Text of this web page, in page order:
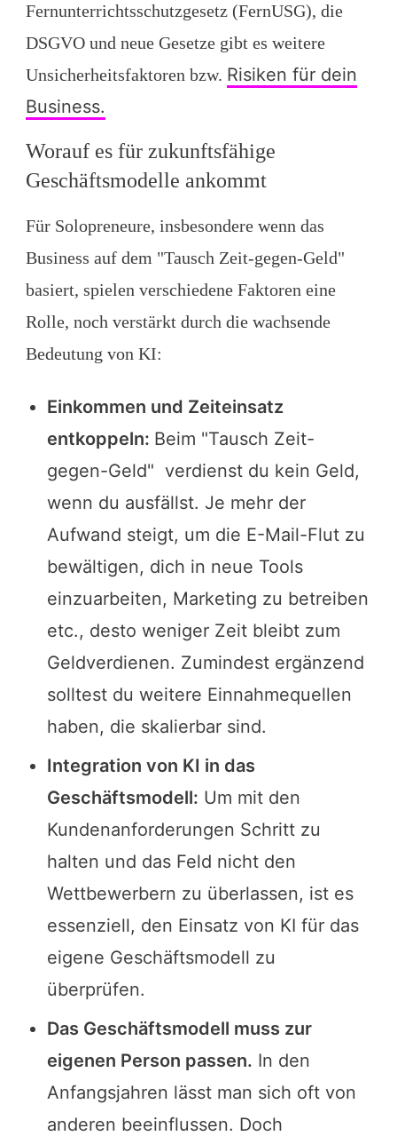
Fernunterrichtsschutzgesetz (FernUSG), die
DSGVO und neue Gesetze gibt es weitere
Unsicherheitsfaktoren bzw. Risiken für dein
Business.
Worauf es für zukunftsfähige
Geschäftsmodelle ankommt
Für Solopreneure, insbesondere wenn das
Business auf dem "Tausch Zeit-gegen-Geld"
basiert, spielen verschiedene Faktoren eine
Rolle, noch verstärkt durch die wachsende
Bedeutung von KI:
Einkommen und Zeiteinsatz
entkoppeln: Beim "Tausch Zeit-
gegen-Geld" verdienst du kein Geld,
wenn du ausfällst. Je mehr der
Aufwand steigt, um die E-Mail-Flut zu
bewältigen, dich in neue Tools
einzuarbeiten, Marketing zu betreiben
etc., desto weniger Zeit bleibt zum
Geldverdienen. Zumindest ergänzend
solltest du weitere Einnahmequellen
haben, die skalierbar sind.
Integration von KI in das
Geschäftsmodell: Um mit den
Kundenanforderungen Schritt zu
halten und das Feld nicht den
Wettbewerbern zu überlassen, ist es
essenziell, den Einsatz von KI für das
eigene Geschäftsmodell zu
überprüfen.
Das Geschäftsmodell muss zur
eigenen Person passen. In den
Anfangsjahren lässt man sich oft von
anderen beeinflussen. Doch